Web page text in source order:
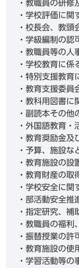
・教職員の研修
・学校評価に関
・校長会、教頭
・学級編制の認
・教職員等の人
・学校教育に係
・特別支援教育
・教育支援委員
・教科用図書に
・副読本その他
・外国語教育・
・教育奨励金及
・予算、施設な
・教育施設の設
・教育財産の取
・学校安全に関
・部活動安全推
・指定研究、補
・教職員の福利
・振替授業の許
・教育施設の使
・学習活動等の